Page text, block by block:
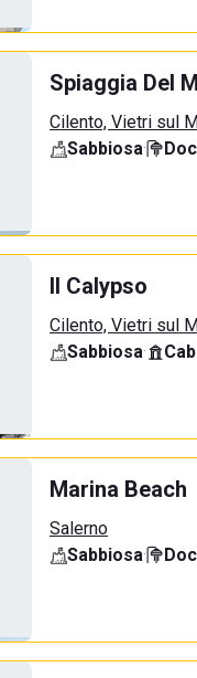
Spiaggia Del
Cilento, Vietri sul
Sabbiosa·
Il Calypso
Cilento, Vietri sul
Sabbiosa·
Marina Beach
Salerno
Sabbiosa·